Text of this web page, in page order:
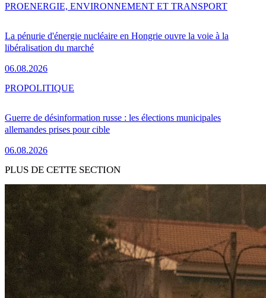
La pénurie d'énergie nucléaire en Hongrie ouvre la voie à la
libéralisation du marché
06.08.2026
PROENERGIE, ENVIRONNEMENT ET TRANSPORT
Guerre de désinformation russe : les élections municipales
allemandes prises pour cible
06.08.2026
PROPOLITIQUE
PLUS DE CETTE SECTION